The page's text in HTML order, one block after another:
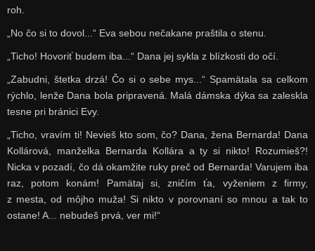
roh.
„No čo si to dovol...“ Eva sebou nečakane praštila o stenu.
„Ticho! Hovoriť budem iba...“ Dana jej sykla z blízkosti do očí.
„Zabudni, štetka drzá! Čo si o sebe mys...“ Spamätala sa celkom
rýchlo, lenže Dana bola pripravená. Malá dámska dýka sa zaleskla
tesne pri bránici Evy.
„Ticho, vravím ti! Nevieš kto som, čo? Dana, žena Bernarda! Dana
Kollárová, manželka Bernarda Kollára a ty si nikto! Rozumieš?!
Nicka v pozadí, čo dá okamžite ruky preč od Bernarda! Varujem iba
raz, potom konám! Pamätaj si, zničím ťa, vyženiem z firmy,
z mesta, od môjho muža! Si nikto v porovnaní so mnou a tak to
ostane! A... nebudeš prvá, ver mi!“